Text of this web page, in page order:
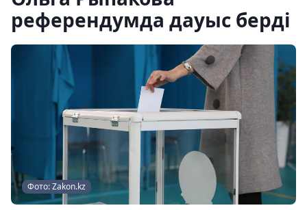
референдумда дауыс берді
Фото: Zakon.kz